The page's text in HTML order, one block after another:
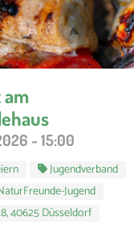
- 15:00
Jugendverband
Jugend
40625 Düsseldorf